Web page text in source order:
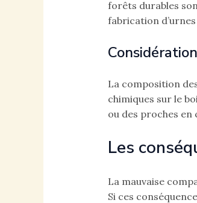
forêts durables
fabrication
La composition
chimiques sur le
ou des proches
Les
La mauvaise
Si ces